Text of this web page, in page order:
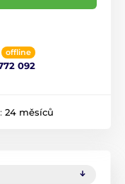
offline
092
24 měsíců